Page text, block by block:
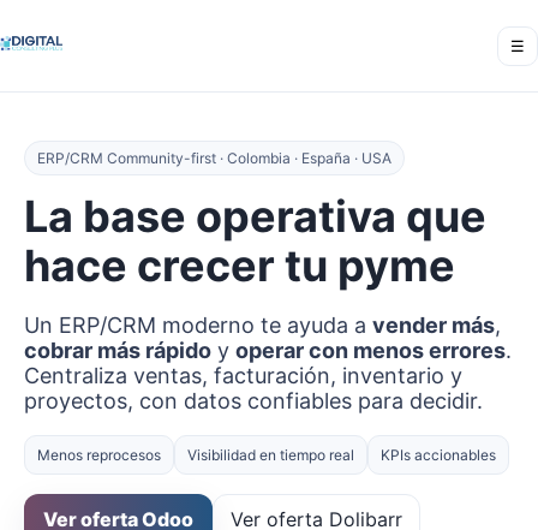
☰
ERP/CRM Community-first · Colombia · España · USA
La base operativa que
hace crecer tu pyme
Un ERP/CRM moderno te ayuda a vender más,
cobrar más rápido y operar con menos errores.
Centraliza ventas, facturación, inventario y
proyectos, con datos confiables para decidir.
Menos reprocesos Visibilidad en tiempo real KPIs accionables
Ver oferta Odoo Ver oferta Dolibarr